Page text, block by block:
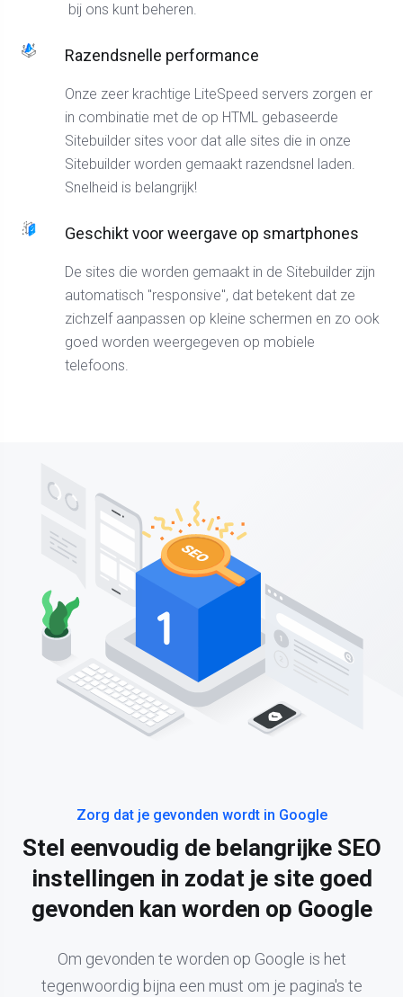
bij ons kunt beheren.
Razendsnelle performance
Onze zeer krachtige LiteSpeed servers zorgen er
in combinatie met de op HTML gebaseerde
Sitebuilder sites voor dat alle sites die in onze
Sitebuilder worden gemaakt razendsnel laden.
Snelheid is belangrijk!
Geschikt voor weergave op smartphones
De sites die worden gemaakt in de Sitebuilder zijn
automatisch "responsive", dat betekent dat ze
zichzelf aanpassen op kleine schermen en zo ook
goed worden weergegeven op mobiele
telefoons.
Zorg dat je gevonden wordt in Google
Stel eenvoudig de belangrijke SEO
instellingen in zodat je site goed
gevonden kan worden op Google
Om gevonden te worden op Google is het
tegenwoordig bijna een must om je pagina's te